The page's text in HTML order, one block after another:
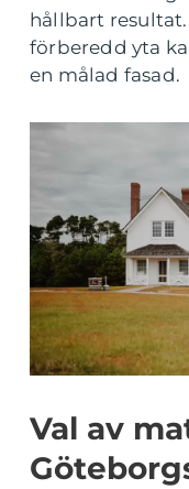
hållbart
förberedd yta
en målad fasad.
Val av